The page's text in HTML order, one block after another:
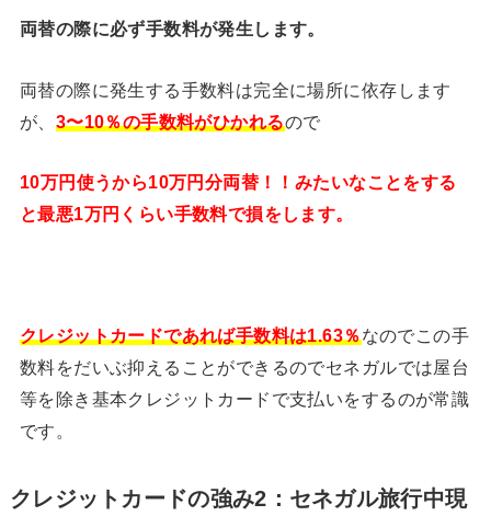
両替の際に必ず手数料が発生します。
両替の際に発生する手数料は完全に場所に依存します
が、 3〜10％の手数料がひかれるので
10万円使うから10万円分両替！！みたいなことをする
と最悪1万円くらい手数料で損をします。
クレジットカードであれば手数料は1.63％ なのでこの手
数料をだいぶ抑えることができるのでセネガルでは屋台
等を除き基本クレジットカードで支払いをするのが常識
です。
クレジットカードの強み2：セネガル旅行中現